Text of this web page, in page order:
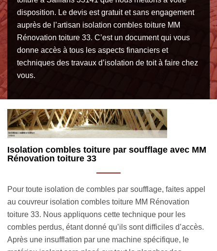
disposition. Le devis est gratuit et sans engagement
auprès de l’artisan isolation combles toiture MM
Rénovation toiture 33. C’est un document qui vous
donne accès à tous les aspects financiers et
techniques des travaux d’isolation de toit à faire chez
vous.
La laine naturelle pour isoler vos combles
couvreur isolation combles toiture MM Rénovation toiture
33 peut utiliser de la laine naturelle. C’est un matériau
isolant très efficace pour apporter un confort thermique et
acoustique à votre habitation. Vous aurez le choix entre la
laine de coton, le liège expansé, la laine de chanvre, la